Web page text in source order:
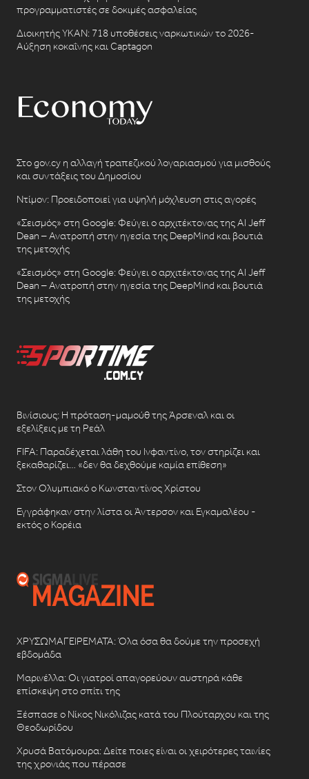
προγραμματιστές σε δοκιμές ασφαλείας
Διοικητής ΥΚΑΝ: 718 υποθέσεις ναρκωτικών το 2026-
Αύξηση κοκαΐνης και Captagon
Στο gov.cy η αλλαγή τραπεζικού λογαριασμού για μισθούς
και συντάξεις του Δημοσίου
Ντίμον: Προειδοποιεί για υψηλή μόχλευση στις αγορές
«Σεισμός» στη Google: Φεύγει ο αρχιτέκτονας της AI Jeff
Dean – Ανατροπή στην ηγεσία της DeepMind και βουτιά
της μετοχής
«Σεισμός» στη Google: Φεύγει ο αρχιτέκτονας της AI Jeff
Dean – Ανατροπή στην ηγεσία της DeepMind και βουτιά
της μετοχής
Βινίσιους: Η πρόταση-μαμούθ της Άρσεναλ και οι
εξελίξεις με τη Ρεάλ
FIFA: Παραδέχεται λάθη του Ινφαντίνο, τον στηρίζει και
ξεκαθαρίζει… «δεν θα δεχθούμε καμία επίθεση»
Στον Ολυμπιακό ο Κωνσταντίνος Χρίστου
Εγγράφηκαν στην λίστα οι Άντερσον και Εγκαμαλέου -
εκτός ο Κορέια
ΧΡΥΣΩΜΑΓΕΙΡΕΜΑΤΑ: Όλα όσα θα δούμε την προσεχή
εβδομάδα
Μαρινέλλα: Οι γιατροί απαγορεύουν αυστηρά κάθε
επίσκεψη στο σπίτι της
Ξέσπασε ο Νίκος Νικόλιζας κατά του Πλούταρχου και της
Θεοδωρίδου
Χρυσά Βατόμουρα: Δείτε ποιες είναι οι χειρότερες ταινίες
της χρονιάς που πέρασε